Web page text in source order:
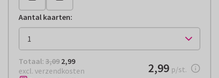
Aantal kaarten:
Totaal: € 2,99
Totaal: 3,09 2,99
excl. verzendkosten
€ 2,99per stuk
2,99 p/st.